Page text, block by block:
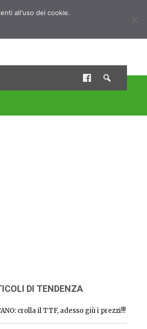
DI TENDENZA
crolla il TTF, adesso giù i prezzi!!!
all'uso dei cookie.